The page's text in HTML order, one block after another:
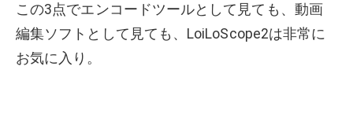
この3点でエンコードツールとして見ても、動画
編集ソフトとして見ても、LoiLoScope2は非常に
お気に入り。